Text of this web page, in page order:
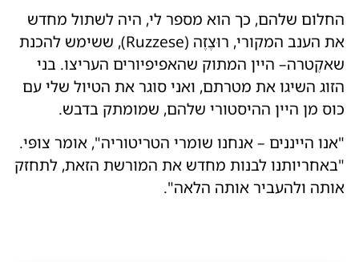
החלום שלהם, כך הוא מספר לי, היה לשתול מחדש
את הענב המקורי, רוּצֶזֶה (Ruzzese), ששימש להכנת
שאקֶטרה– היין המתוק שהאפיפיורים העריצו. בני
הזוג השיגו את מטרתם, ואני סוגר את הטיול שלי עם
כוס מן היין ההיסטורי שלהם, שמומתק בדבש.
"אנו הייננים – אנחנו שומרי הטריטוריה", אומר צופּי.
"באחריותנו לבנות מחדש את המורשת הזאת, לתחזק
אותה ולהעביר אותה הלאה".